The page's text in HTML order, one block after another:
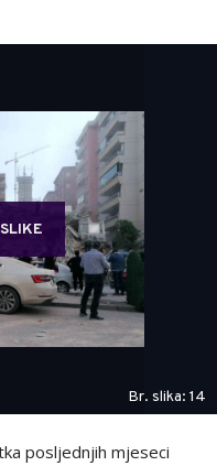
Br. slika: 14
posljednjih mjeseci